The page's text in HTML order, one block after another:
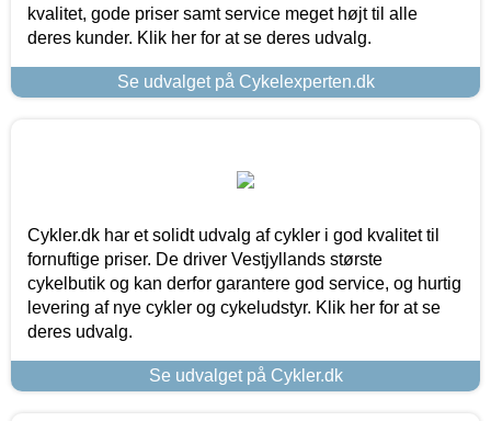
kvalitet, gode priser samt service meget højt til alle
deres kunder. Klik her for at se deres udvalg.
Se udvalget på Cykelexperten.dk
Cykler.dk har et solidt udvalg af cykler i god kvalitet til
fornuftige priser. De driver Vestjyllands største
cykelbutik og kan derfor garantere god service, og hurtig
levering af nye cykler og cykeludstyr. Klik her for at se
deres udvalg.
Se udvalget på Cykler.dk